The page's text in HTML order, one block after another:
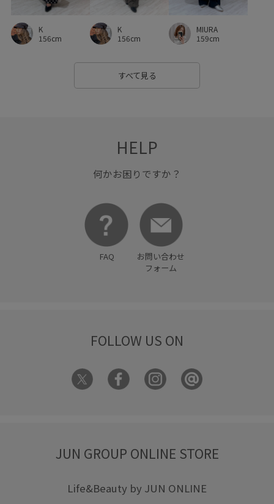
K
156cm
K
156cm
MIURA
159cm
すべて見る
HELP
何かお困りですか？
FAQ
お問い合わせ
フォーム
FOLLOW US ON
JUN GROUP ONLINE STORE
Life&Beauty by JUN ONLINE